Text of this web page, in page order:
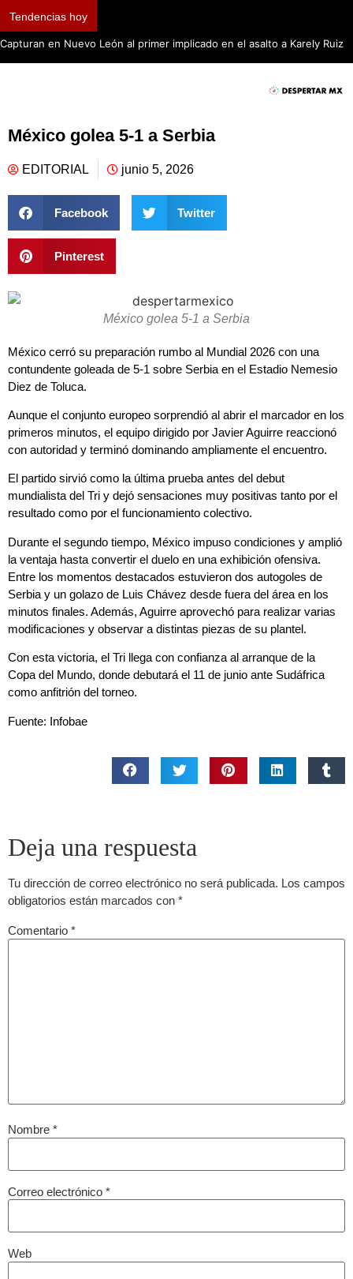
Tendencias hoy
Capturan en Nuevo León al primer implicado en el asalto a Karely Ruiz
México golea 5-1 a Serbia
EDITORIAL junio 5, 2026
Facebook Twitter
Pinterest
México golea 5-1 a Serbia
México cerró su preparación rumbo al Mundial 2026 con una
contundente goleada de 5-1 sobre Serbia en el Estadio Nemesio
Diez de Toluca.
Aunque el conjunto europeo sorprendió al abrir el marcador en los
primeros minutos, el equipo dirigido por Javier Aguirre reaccionó
con autoridad y terminó dominando ampliamente el encuentro.
El partido sirvió como la última prueba antes del debut
mundialista del Tri y dejó sensaciones muy positivas tanto por el
resultado como por el funcionamiento colectivo.
Durante el segundo tiempo, México impuso condiciones y amplió
la ventaja hasta convertir el duelo en una exhibición ofensiva.
Entre los momentos destacados estuvieron dos autogoles de
Serbia y un golazo de Luis Chávez desde fuera del área en los
minutos finales. Además, Aguirre aprovechó para realizar varias
modificaciones y observar a distintas piezas de su plantel.
Con esta victoria, el Tri llega con confianza al arranque de la
Copa del Mundo, donde debutará el 11 de junio ante Sudáfrica
como anfitrión del torneo.
Fuente: Infobae
Deja una respuesta
Tu dirección de correo electrónico no será publicada. Los campos
obligatorios están marcados con *
Comentario *
Nombre *
Correo electrónico *
Web